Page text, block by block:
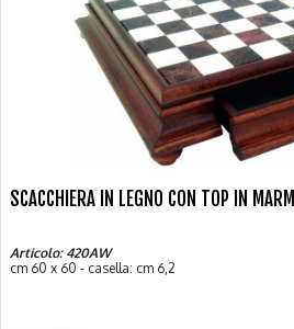
SCACCHIERA IN LEGNO CON TOP IN
Articolo: 420AW
cm 60 x 60 - casella: cm 6,2